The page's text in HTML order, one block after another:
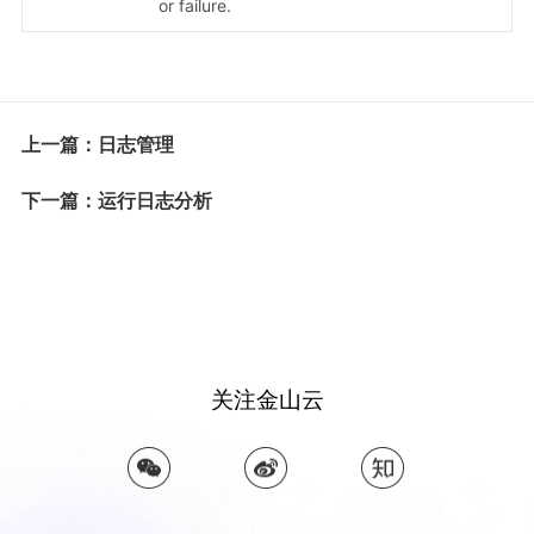
or failure.
上一篇：日志管理
下一篇：运行日志分析
关注金山云